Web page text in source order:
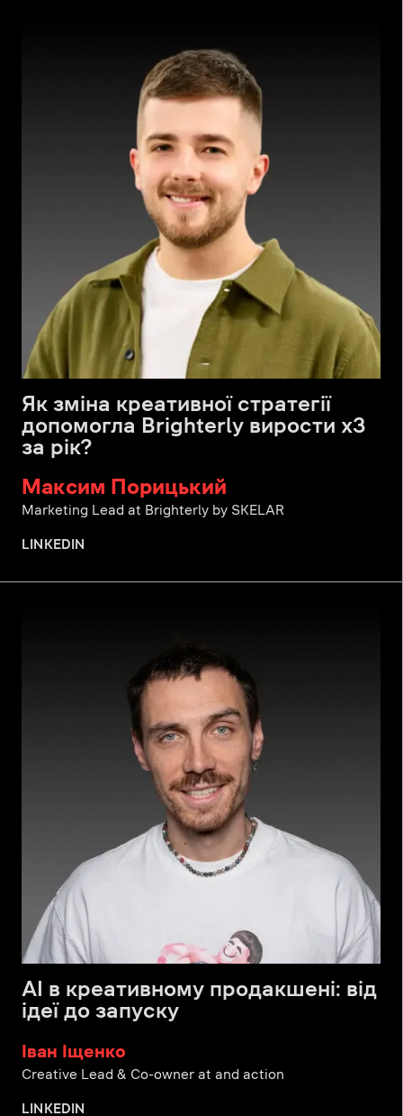
Як зміна креативної стратегії
допомогла Brighterly вирости х3
за рік?
Максим Порицький
Marketing Lead at Brighterly by SKELAR
LINKEDIN
AI в креативному продакшені: від
ідеї до запуску
Іван Іщенко
Creative Lead & Co-owner at and action
LINKEDIN